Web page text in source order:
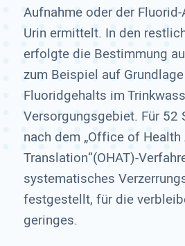
Aufnahme oder der
Urin ermittelt. In den
erfolgte die Bestimmung
zum Beispiel auf
Fluoridgehalts im
Versorgungsgebiet. Für 52
nach dem „Office of
Translation“(OHAT)-
systematisches
festgestellt, für die
geringes.